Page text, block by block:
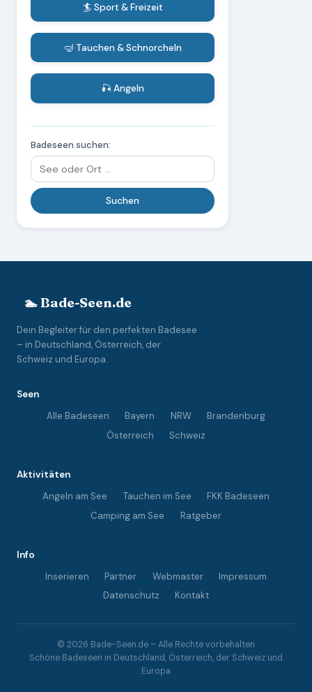
🏄 Sport & Freizeit
🤿 Tauchen & Schnorcheln
🎣 Angeln
Badeseen suchen:
🏊 Bade-Seen.de
Dein Begleiter für den perfekten Badesee
– in Deutschland, Österreich, der
Schweiz und Europa.
Seen
Alle Badeseen
Bayern NRW
Brandenburg
Österreich
Schweiz
Aktivitäten
Angeln am See
Tauchen im See
FKK Badeseen
Camping am See
Ratgeber
Info
Inserieren
Partner Webmaster
Impressum
Datenschutz
Kontakt
© 2026 Bade-Seen.de – Alle Rechte vorbehalten
Schöne Badeseen in Deutschland, Österreich, der Schweiz und
Europa